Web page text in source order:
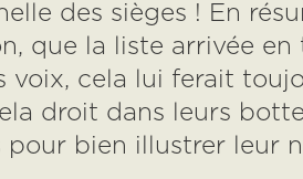
des sièges ! En
que la liste arrivée
voix, cela lui ferait
droit dans leurs
pour bien illustrer leur